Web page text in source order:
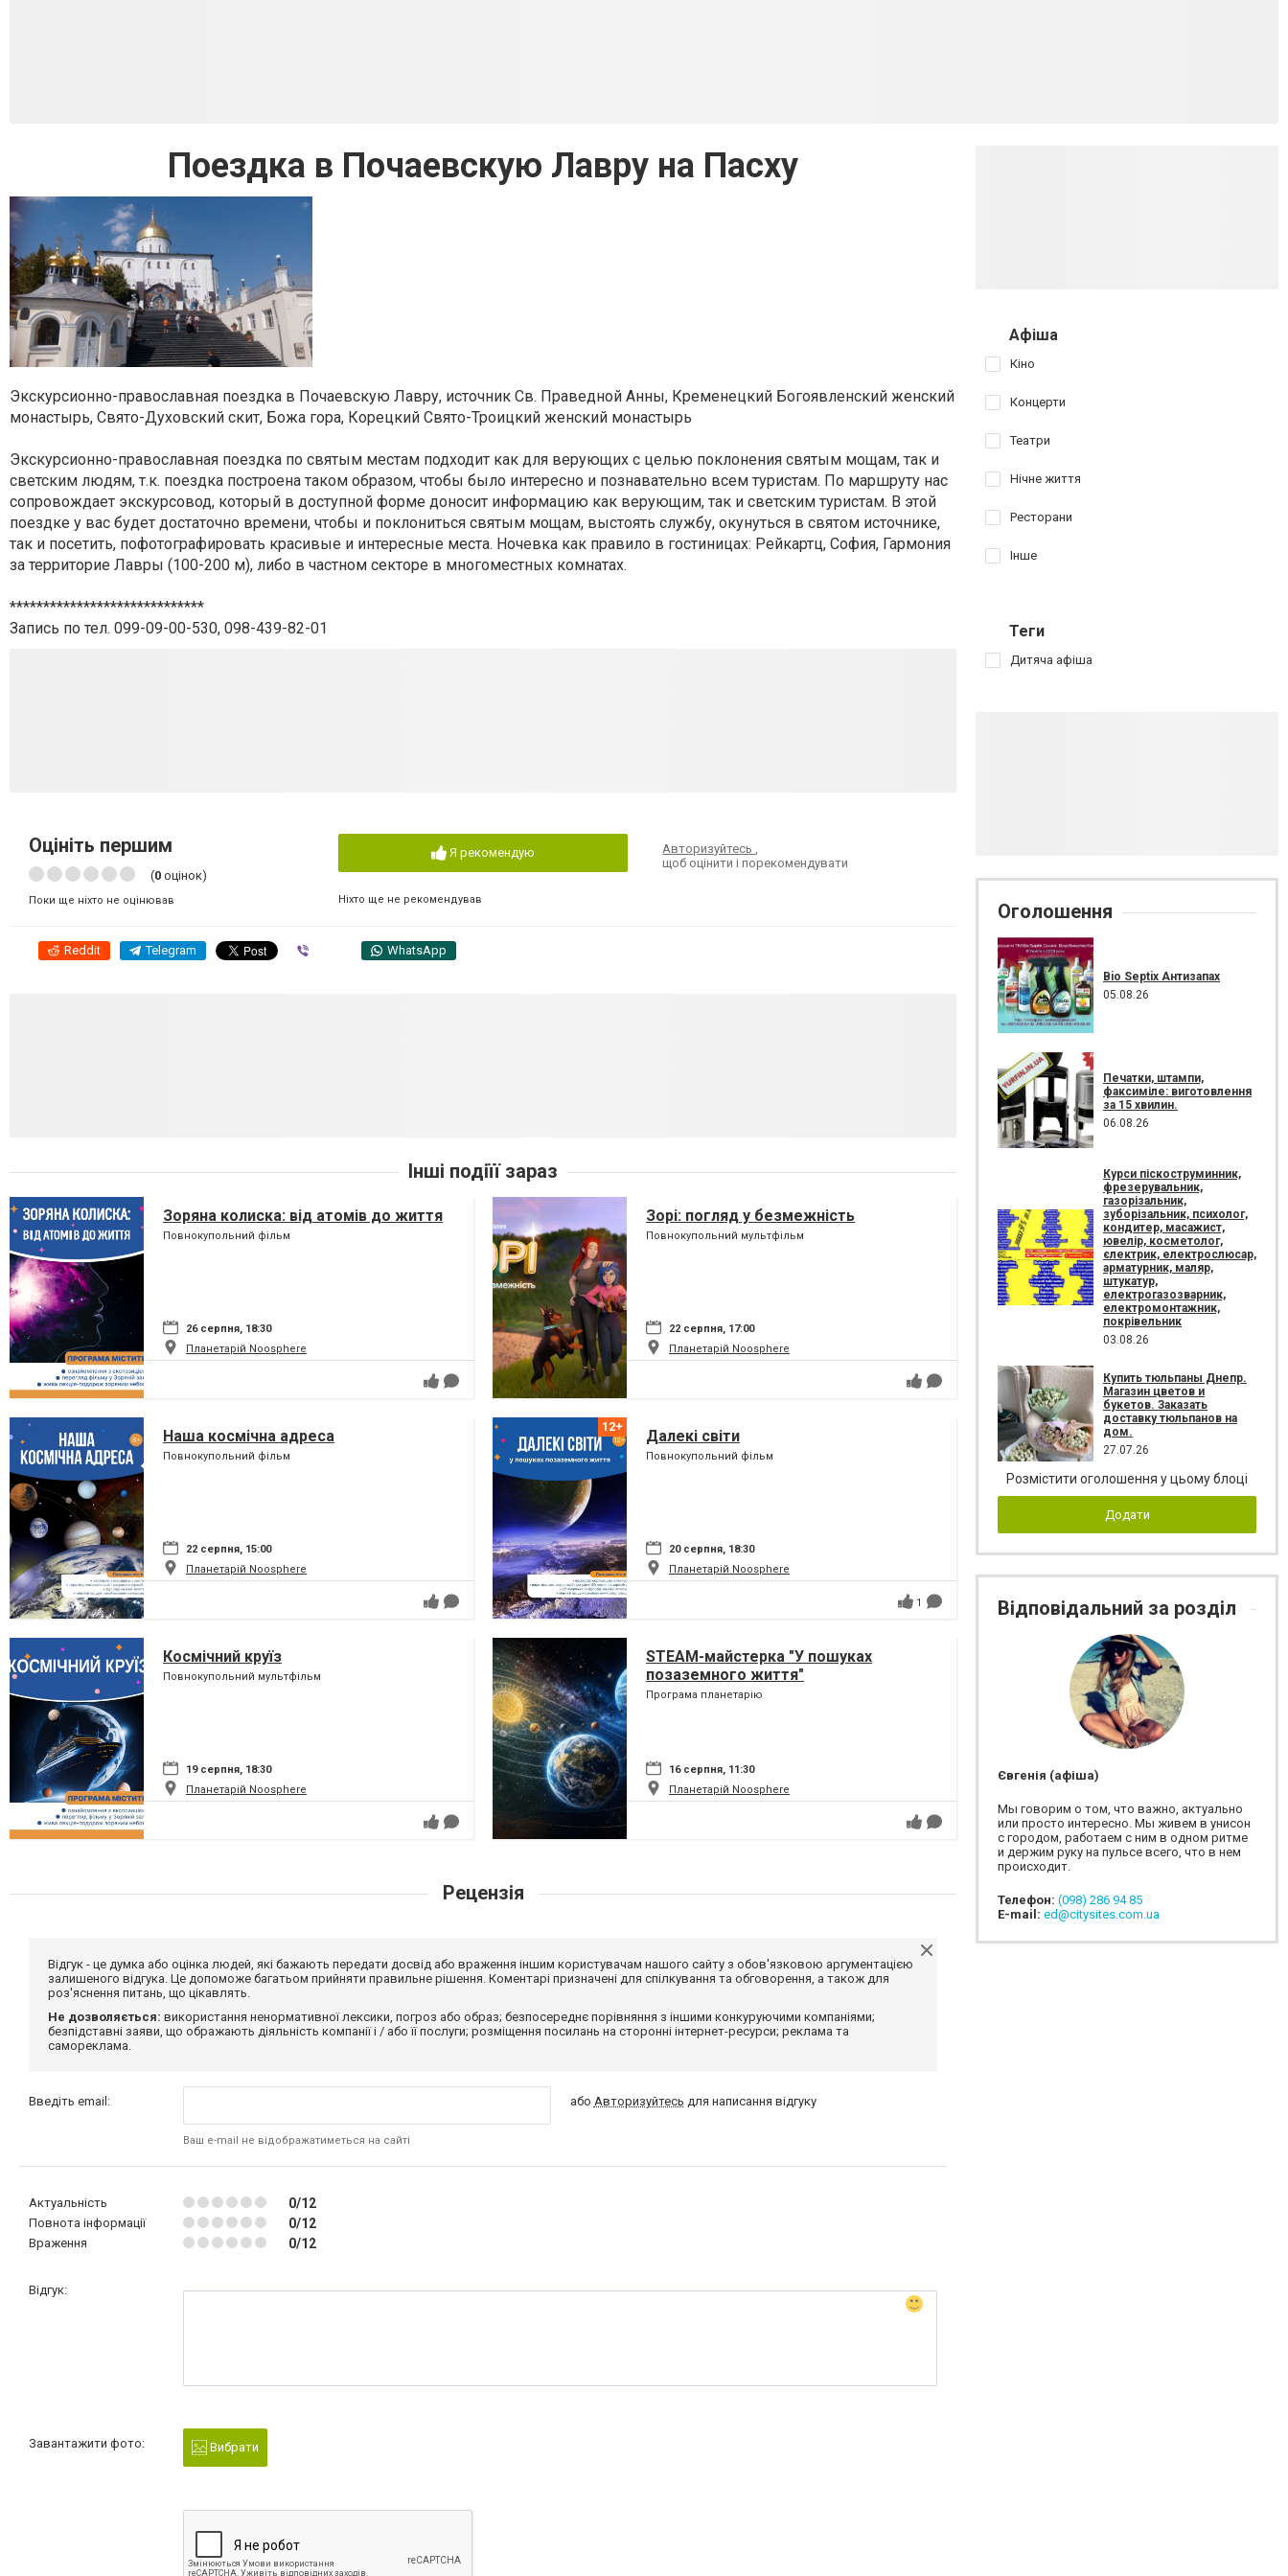
Поездка в Почаевскую Лавру на Пасху
Экскурсионно-православная поездка в Почаевскую Лавру, источник Св. Праведной Анны, Кременецкий Богоявленский женский
монастырь, Свято-Духовский скит, Божа гора, Корецкий Свято-Троицкий женский монастырь
Экскурсионно-православная поездка по святым местам подходит как для верующих с целью поклонения святым мощам, так и
светским людям, т.к. поездка построена таком образом, чтобы было интересно и познавательно всем туристам. По маршруту нас
сопровождает экскурсовод, который в доступной форме доносит информацию как верующим, так и светским туристам. В этой
поездке у вас будет достаточно времени, чтобы и поклониться святым мощам, выстоять службу, окунуться в святом источнике,
так и посетить, пофотографировать красивые и интересные места. Ночевка как правило в гостиницах: Рейкартц, София, Гармония
за территорие Лавры (100-200 м), либо в частном секторе в многоместных комнатах.
*****************************
Запись по тел. 099-09-00-530, 098-439-82-01
Оцініть першим
(0 оцінок)
Поки ще ніхто не оцінював
Я рекомендую
Ніхто ще не рекомендував
Авторизуйтесь
щоб оцінити і порекомендувати
Reddit Telegram WhatsApp
Інші подіїї зараз
Зоряна колиска: від атомів до життя
Повнокупольний фільм
26 серпня, 18:30
Планетарій Noosphere
Зорі: погляд у безмежність
Повнокупольний мультфільм
22 серпня, 17:00
Планетарій Noosphere
Наша космічна адреса
Повнокупольний фільм
22 серпня, 15:00
Планетарій Noosphere
Далекі світи
Повнокупольний фільм
20 серпня, 18:30
Планетарій Noosphere
1
Космічний круїз
Повнокупольний мультфільм
19 серпня, 18:30
Планетарій Noosphere
STEAM-майстерка "У пошуках
позаземного життя"
Програма планетарію
16 серпня, 11:30
Планетарій Noosphere
Рецензія
Відгук - це думка або оцінка людей, які бажають передати досвід або враження іншим користувачам нашого сайту з обов'язковою аргументацією
залишеного відгука. Це допоможе багатьом прийняти правильне рішення. Коментарі призначені для спілкування та обговорення, а також для
роз'яснення питань, що цікавлять.
Не дозволяється: використання ненормативної лексики, погроз або образ; безпосереднє порівняння з іншими конкуруючими компаніями;
безпідставні заяви, що ображають діяльність компанії і / або її послуги; розміщення посилань на сторонні інтернет-ресурси; реклама та
самореклама.
Введіть email:
Ваш e-mail не відображатиметься на сайті
або Авторизуйтесь для написання відгуку
Актуальність 0/12
Повнота інформації 0/12
Враження 0/12
Відгук:
Завантажити фото: Вибрати
Афіша
Кіно
Концерти
Театри
Нічне життя
Ресторани
Інше
Теги
Дитяча афіша
Оголошення
Bio Septix Антизапах
05.08.26
Печатки, штампи,
факсиміле: виготовлення
за 15 хвилин.
06.08.26
Курси піскоструминник,
фрезерувальник,
газорізальник,
зуборізальник, психолог,
кондитер, масажист,
ювелір, косметолог,
єлектрик, електрослюсар,
арматурник, маляр,
штукатур,
електрогазозварник,
електромонтажник,
покрівельник
03.08.26
Купить тюльпаны Днепр.
Магазин цветов и
букетов. Заказать
доставку тюльпанов на
дом.
27.07.26
Розмістити оголошення у цьому блоці
Додати
Відповідальний за розділ
Євгенія (афіша)
Мы говорим о том, что важно, актуально
или просто интересно. Мы живем в унисон
с городом, работаем с ним в одном ритме
и держим руку на пульсе всего, что в нем
происходит.
Телефон: (098) 286 94 85
E-mail: ed@citysites.com.ua